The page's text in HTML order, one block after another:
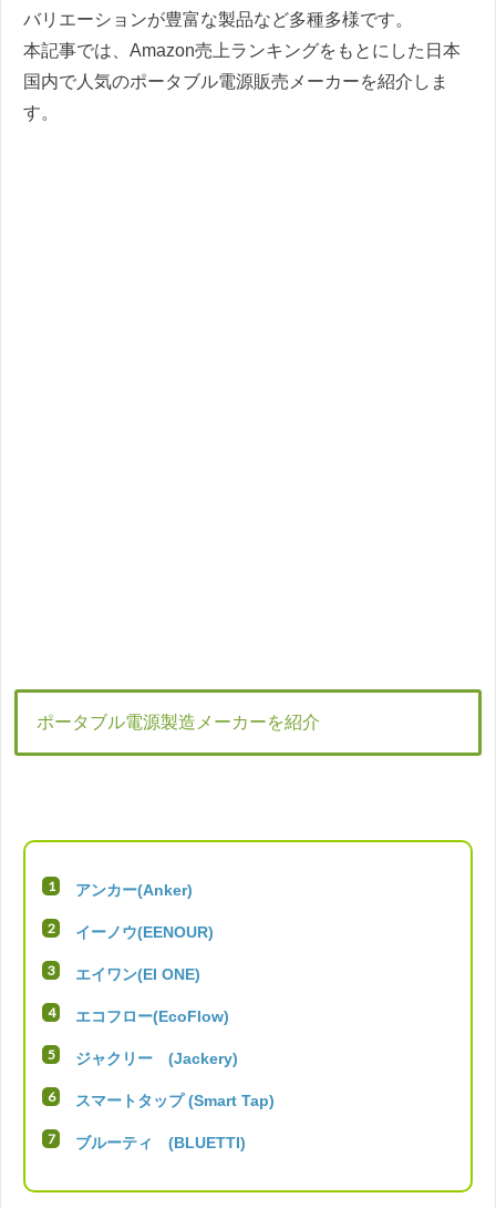
バリエーションが豊富な製品など多種多様です。
本記事では、Amazon売上ランキングをもとにした日本
国内で人気のポータブル電源販売メーカーを紹介しま
す。
ポータブル電源製造メーカーを紹介
アンカー(Anker)
イーノウ(EENOUR)
エイワン(EI ONE)
エコフロー(EcoFlow)
ジャクリー (Jackery)
スマートタップ (Smart Tap)
ブルーティ (BLUETTI)